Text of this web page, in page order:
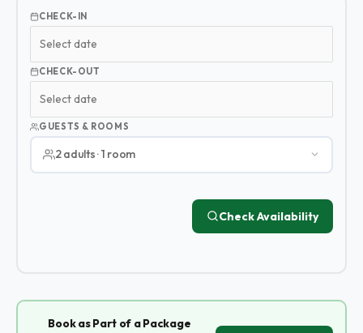
CHECK-IN
CHECK-OUT
GUESTS & ROOMS
2 adults · 1 room
Check Availability
Book as Part of a Package